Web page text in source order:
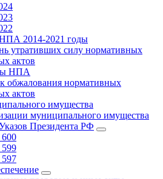
2014-2021 годы
утративших силу нормативных
актов
НПА
обжалования нормативных
актов
имущества
муниципального имущества
Президента РФ